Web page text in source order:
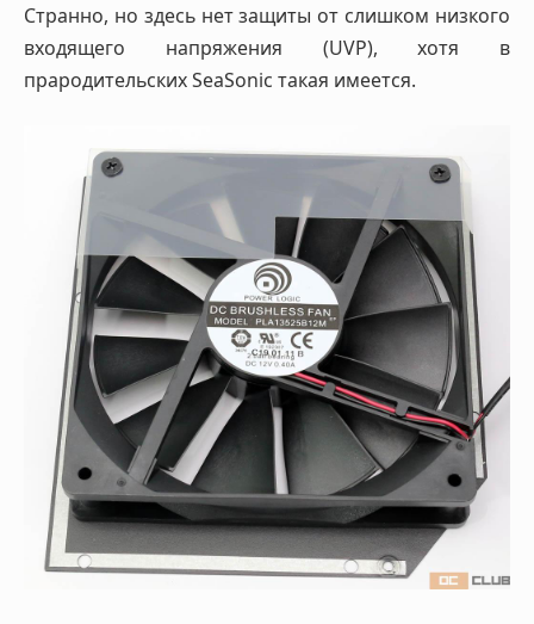
Странно, но здесь нет защиты от слишком низкого
входящего напряжения (UVP), хотя в
прародительских SeaSonic такая имеется.